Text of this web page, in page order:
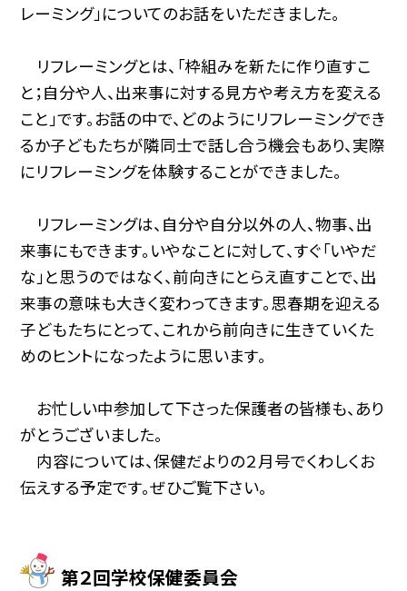
レーミング」についてのお話をいただきました。
リフレーミングとは、「枠組みを新たに作り直すこ
と；自分や人、出来事に対する見方や考え方を変える
こと」です。お話の中で、どのようにリフレーミングでき
るか子どもたちが隣同士で話し合う機会もあり、実際
にリフレーミングを体験することができました。
リフレーミングは、自分や自分以外の人、物事、出
来事にもできます。いやなことに対して、すぐ「いやだ
な」と思うのではなく、前向きにとらえ直すことで、出
来事の意味も大きく変わってきます。思春期を迎える
子どもたちにとって、これから前向きに生きていくた
めのヒントになったように思います。
お忙しい中参加して下さった保護者の皆様も、あり
がとうございました。
内容については、保健だよりの２月号でくわしくお
伝えする予定です。ぜひご覧下さい。
第２回学校保健委員会